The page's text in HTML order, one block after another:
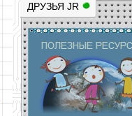
ДРУЗЬЯ JR